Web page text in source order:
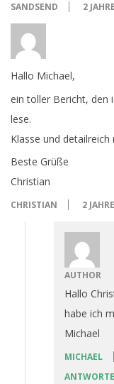
SANDSEND 2
Hallo Michael,
ein toller Bericht, den
lese.
Klasse und
Beste Grüße
Christian
CHRISTIAN 2
AUTHOR
Hallo
habe ich
Michael
MICHAEL